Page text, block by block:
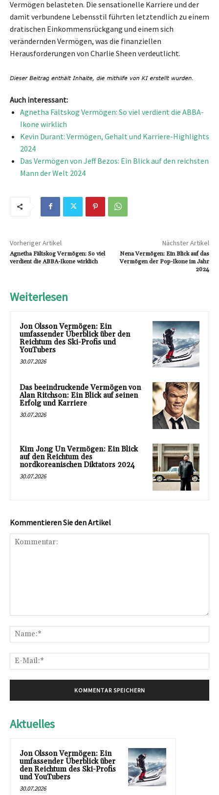
Vermögen belasteten. Die sensationelle Karriere und der
damit verbundene Lebensstil führten letztendlich zu einem
dratischen Einkommensrückgang und einem sich
verändernden Vermögen, was die finanziellen
Herausforderungen von Charlie Sheen verdeutlicht.
Auch interessant:
Agnetha Fältskog Vermögen: So viel verdient die ABBA-
Ikone wirklich
Kevin Durant: Vermögen, Gehalt und Karriere-Highlights
2024
Das Vermögen von Jeff Bezos: Ein Blick auf den reichsten
Mann der Welt 2024
Vorheriger Artikel
Agnetha Fältskog Vermögen: So viel
verdient die ABBA-Ikone wirklich
Nächster Artikel
Nena Vermögen: Ein Blick auf das
Vermögen der Pop-Ikone im Jahr
2024
Weiterlesen
Jon Olsson Vermögen: Ein
umfassender Überblick über den
Reichtum des Ski-Profis und
YouTubers
30.07.2026
Das beeindruckende Vermögen von
Alan Ritchson: Ein Blick auf seinen
Erfolg und Karriere
30.07.2026
Kim Jong Un Vermögen: Ein Blick
auf den Reichtum des
nordkoreanischen Diktators 2024
30.07.2026
Kommentieren Sie den Artikel
Aktuelles
Jon Olsson Vermögen: Ein
umfassender Überblick über
den Reichtum des Ski-Profis
und YouTubers
30.07.2026